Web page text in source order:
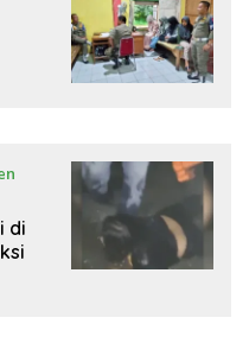
di